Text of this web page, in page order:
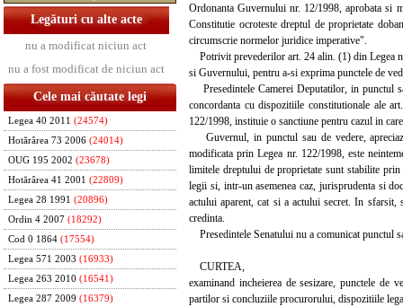
Legături cu alte acte
nu a modificat niciun act
nu a fost modificat de niciun act
Cele mai căutate legi
Legea 40 2011 (24574)
Hotărârea 73 2006 (24014)
OUG 195 2002 (23678)
Hotărârea 41 2001 (22809)
Legea 28 1991 (20896)
Ordin 4 2007 (18292)
Cod 0 1864 (17554)
Legea 571 2003 (16933)
Legea 263 2010 (16541)
Legea 287 2009 (16379)
Ordonanta Guvernului nr. 12/1998, aprobata si
Constitutie ocroteste dreptul de proprietate
circumscrie normelor juridice imperative".
Potrivit prevederilor art. 24 alin. (1) din Legea
si Guvernului, pentru a-si exprima punctele de
Presedintele Camerei Deputatilor, in punctul
concordanta cu dispozitiile constitutionale ale
122/1998, instituie o sanctiune pentru cazul in
Guvernul, in punctul sau de vedere,
modificata prin Legea nr. 122/1998, este
limitele dreptului de proprietate sunt stabilite
legii si, intr-un asemenea caz, jurisprudenta si
actului aparent, cat si a actului secret. In
credinta.
Presedintele Senatului nu a comunicat punctul
CURTEA,
examinand incheierea de sesizare, punctele de
partilor si concluziile procurorului, dispozitiile